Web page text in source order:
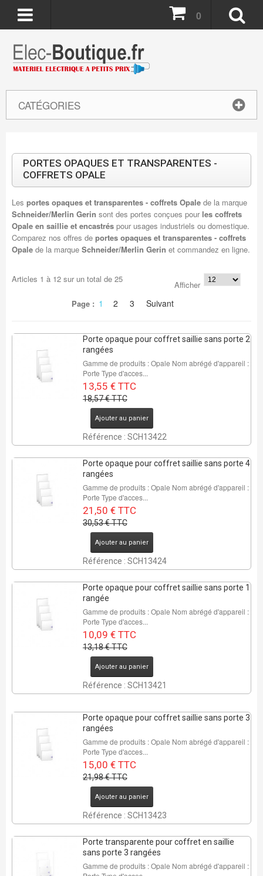
CATÉGORIES
0
PORTES OPAQUES ET TRANSPARENTES -
COFFRETS OPALE
Les portes opaques et transparentes - coffrets Opale de la marque
Schneider/Merlin Gerin sont des portes conçues pour les coffrets
Opale en saillie et encastréspour usages industriels ou domestique.
Comparez nos offres de portes opaques et transparentes - coffrets
Opale de la marqueSchneider/Merlin Gerin et commandez en ligne.
Articles 1 à 12sur un total de 25
Afficher
Page : 1 2 3 Suivant
Porte opaque pour coffret saillie sans porte 2
rangées
Gamme de produits : Opale Nom abrégé d'appareil :
Porte Type d'acces...
13,55 € TTC
18,57 € TTC
Ajouter au panier
Référence : SCH13422
Porte opaque pour coffret saillie sans porte 4
rangées
Gamme de produits : Opale Nom abrégé d'appareil :
Porte Type d'acces...
21,50 € TTC
30,53 € TTC
Ajouter au panier
Référence : SCH13424
Porte opaque pour coffret saillie sans porte 1
rangée
Gamme de produits : Opale Nom abrégé d'appareil :
Porte Type d'acces...
10,09 € TTC
13,18 € TTC
Ajouter au panier
Référence : SCH13421
2 Pcs
Porte opaque pour coffret saillie sans porte 3
rangées
Gamme de produits : Opale Nom abrégé d'appareil :
Porte Type d'acces...
15,00 € TTC
21,98 € TTC
Ajouter au panier
Référence : SCH13423
Porte transparente pour coffret en saillie
sans porte 3 rangées
Gamme de produits : Opale Nom abrégé d'appareil :